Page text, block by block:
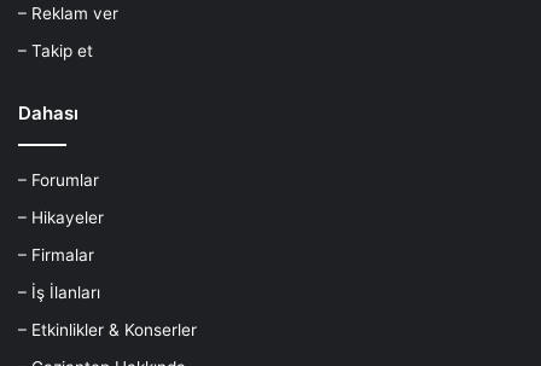
– Reklam ver
– Takip et
Dahası
– Forumlar
– Hikayeler
– Firmalar
– İş İlanları
– Etkinlikler & Konserler